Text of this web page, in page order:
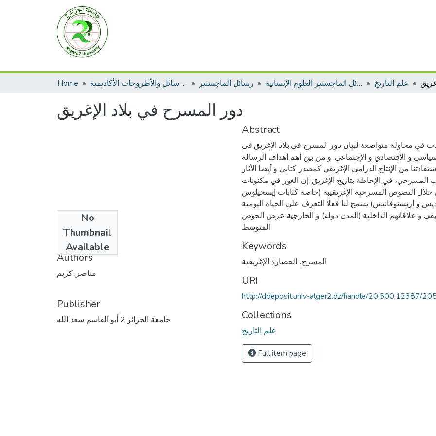
Home الرسائل والأطروحات الأكاديمية رسائل الماجستير رسائل الماجستير العلوم الإنسانية علم التاريخ
دور المسرح في بلاد الإغريق
No
Thumbnail
Available
2008
Authors
مناصر, كريم
Publisher
جامعة الجزائر 2 أبو القاسم سعد الله
Abstract
في محاولة متواضعة لبيان دور المسرح في بلاد الإغريق في
و الإقتصادي و الإجتماعي. و من بين أهم أهداف الرسالة
من الإنتاج الدرامي الإغريقي كمصدر كتابي و أيضا الأثار
المسرحي، في الإحاطة بتاريخ الإغريق. إن الغور في مكنونات
خلال النصوص المسرحية الإغريقيبة (خاصة كتابات إيسخيلوس
و أريستوفانيس) يسمح لنا فعلا التعرف على الحياة اليومية
و علاقاتهم الداخلية (المدن دولة) و الخارجية عرض الحوض
المتوسط
Keywords
المسرح، الحضارة الإغريقية
URI
http://ddeposit.univ-alger2.dz/handle/20.500.12387/
Collections
علم التاريخ
Full item page